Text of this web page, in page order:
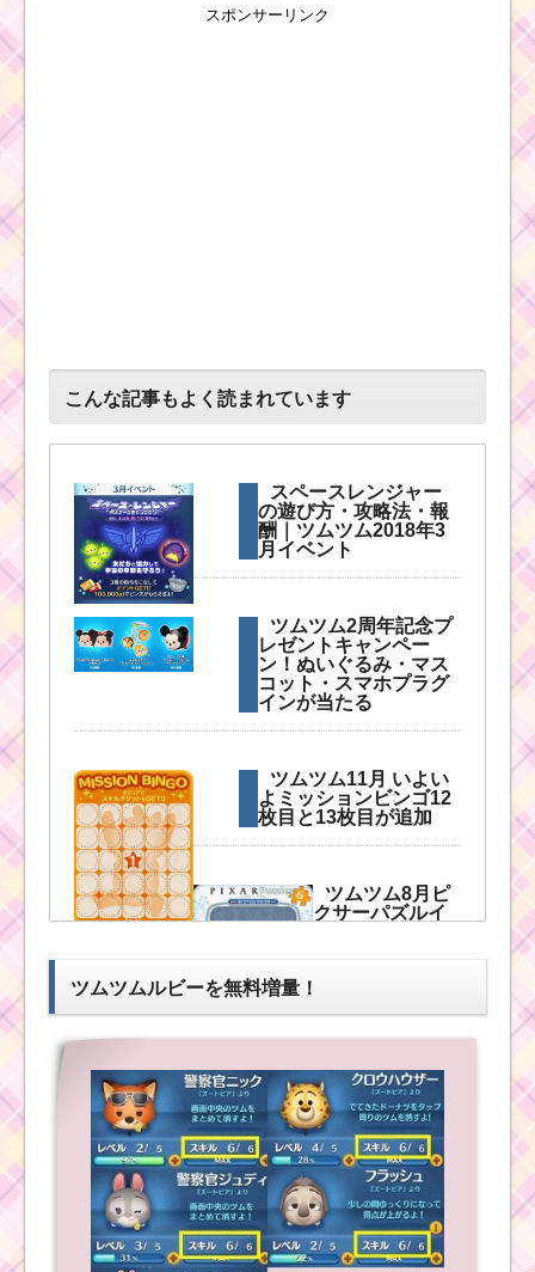
ツムツム12月イベント
略するツム
コンボするミッション
を攻略するツム
新ツム・イベント予想
｜リーク情報などから
ツムツム2017年5月13
チャはウサプー・ウサ
ティガーなど
ツムツム5月第14
弾ピックアップ
体追加！イベントツム1
体の計5体が登場！5体
全て公開
黒色のツムでマジカル
ボムを10個消すおすす
めツムはコレ
スポンサーリンク
こんな記事もよく読まれています
スペースレンジャー
の遊び方・攻略法・報
酬｜ツムツム2018年3
月イベント
ツムツム2周年記念プ
レゼントキャンペー
ン！ぬいぐるみ・マス
コット・スマホプラグ
インが当たる
ツムツム11月 いよい
よミッションビンゴ12
枚目と13枚目が追加
ツムツム8月ピ
クサーパズルイ
ツムツムコイン報酬8
倍キャンペーン！最大
36,000コインゲットの
チャンス
ツムツムルビーを無料増量！